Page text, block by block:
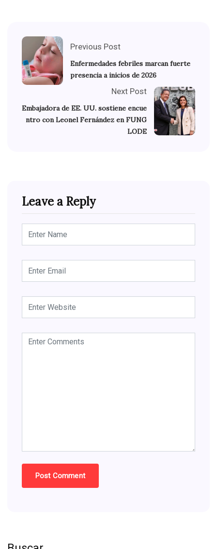
Previous Post
Enfermedades febriles marcan fuerte
presencia a inicios de 2026
Next Post
Embajadora de EE. UU. sostiene encue
ntro con Leonel Fernández en FUNG
LODE
Leave a Reply